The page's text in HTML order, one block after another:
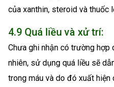
của xanthin, steroid và thuốc
4.9 Quá liều và xử trí:
Chưa ghi nhận có trường hợp
nhiên, sử dụng quá liều sẽ
trong máu và do đó xuất hiện